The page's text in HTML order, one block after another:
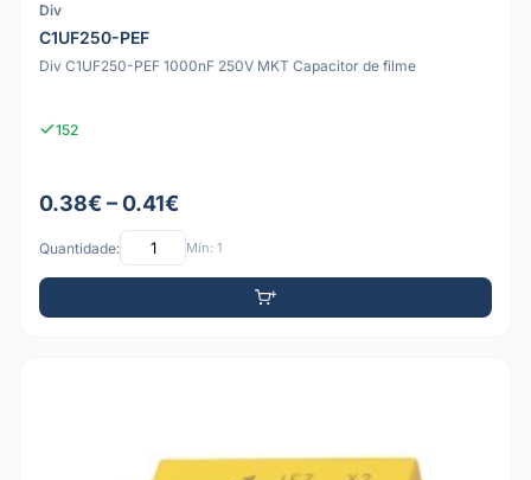
Div
C1UF250-PEF
Div C1UF250-PEF 1000nF 250V MKT Capacitor de filme
152
0.38€ – 0.41€
Quantidade: Mín: 1